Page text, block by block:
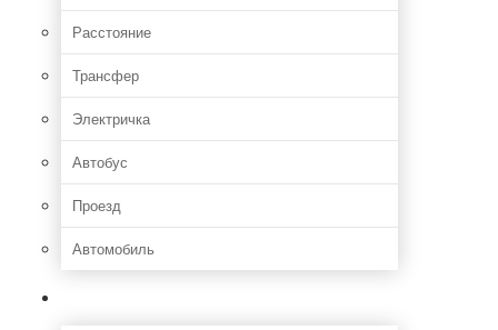
Расстояние
Трансфер
Электричка
Автобус
Проезд
Автомобиль